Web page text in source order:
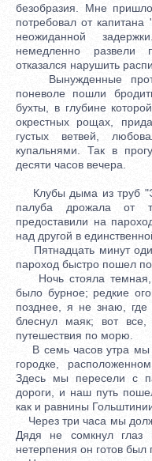
безобразия. Мне
потребовал от
неожиданной
немедленно развели
отказался нарушить
Вынужденные
поневоле пошли
бухты, в глубине
окрестных рощах,
густых ветвей,
купальнями. Так в
десяти часов вечера.
Клубы дыма из труб
палуба дрожала от
предоставили на
над другой в
Пятнадцать минут
пароход быстро пошел
Ночь стояла темная,
было бурное; редкие
позднее, я не знаю,
блеснул маяк; вот
путешествия по морю.
В семь часов утра мы
городке,
Здесь мы пересели с
дороги, и наш путь
как и равнины
Через три часа мы
Дядя не сомкнул глаз
нетерпения он готов был